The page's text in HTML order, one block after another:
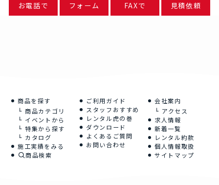
お電話で フォーム FAXで 見積依頼
商品を探す
商品カテゴリ
イベントから
特集から探す
カタログ
施工実績をみる
商品検索
ご利用ガイド
スタッフおすすめ
レンタル虎の巻
ダウンロード
よくあるご質問
お問い合わせ
会社案内
アクセス
求人情報
新着一覧
レンタル約款
個人情報取扱
サイトマップ